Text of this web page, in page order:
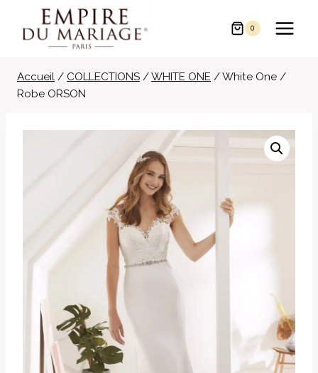
contenu
0
Accueil / COLLECTIONS /WHITE ONE /White One /
Robe ORSON